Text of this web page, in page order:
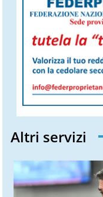
Altri servizi